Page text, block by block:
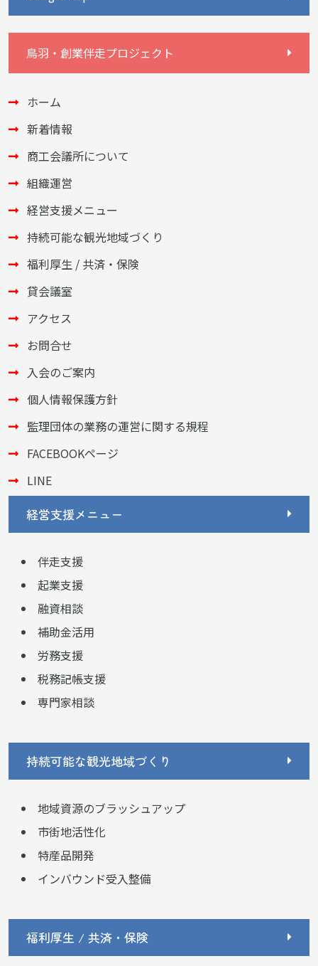
鳥羽・創業伴走プロジェクト
ホーム
新着情報
商工会議所について
組織運営
経営支援メニュー
持続可能な観光地域づくり
福利厚生 / 共済・保険
貸会議室
アクセス
お問合せ
入会のご案内
個人情報保護方針
監理団体の業務の運営に関する規程
FACEBOOKページ
LINE
経営支援メニュー
伴走支援
起業支援
融資相談
補助金活用
労務支援
税務記帳支援
専門家相談
持続可能な観光地域づくり
地域資源のブラッシュアップ
市街地活性化
特産品開発
インバウンド受入整備
福利厚生 / 共済・保険